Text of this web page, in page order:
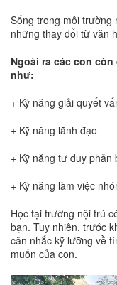
Sống trong môi trường
những thay đổi từ văn
Ngoài ra các con
như:
+ Kỹ năng giải quyết
+ Kỹ năng lãnh đạo
+ Kỹ năng tư duy phản
+ Kỹ năng làm việc
Học tại trường nội trú
bạn. Tuy nhiên, trước
cân nhắc kỹ lưỡng về
muốn của con.